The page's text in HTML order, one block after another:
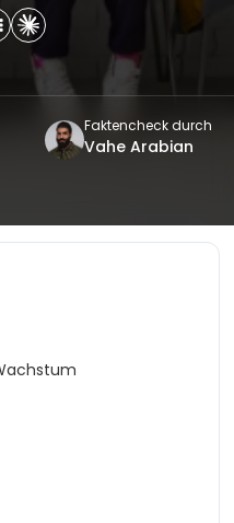
Faktencheck durch
Vahe Arabian